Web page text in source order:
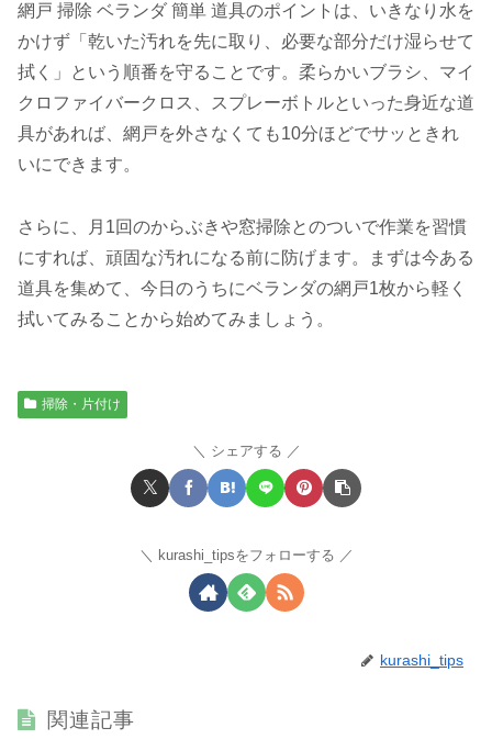
網戸 掃除 ベランダ 簡単 道具のポイントは、いきなり水を
かけず「乾いた汚れを先に取り、必要な部分だけ湿らせて
拭く」という順番を守ることです。柔らかいブラシ、マイ
クロファイバークロス、スプレーボトルといった身近な道
具があれば、網戸を外さなくても10分ほどでサッときれ
いにできます。
さらに、月1回のからぶきや窓掃除とのついで作業を習慣
にすれば、頑固な汚れになる前に防げます。まずは今ある
道具を集めて、今日のうちにベランダの網戸1枚から軽く
拭いてみることから始めてみましょう。
掃除・片付け
シェアする
kurashi_tipsをフォローする
kurashi_tips
関連記事